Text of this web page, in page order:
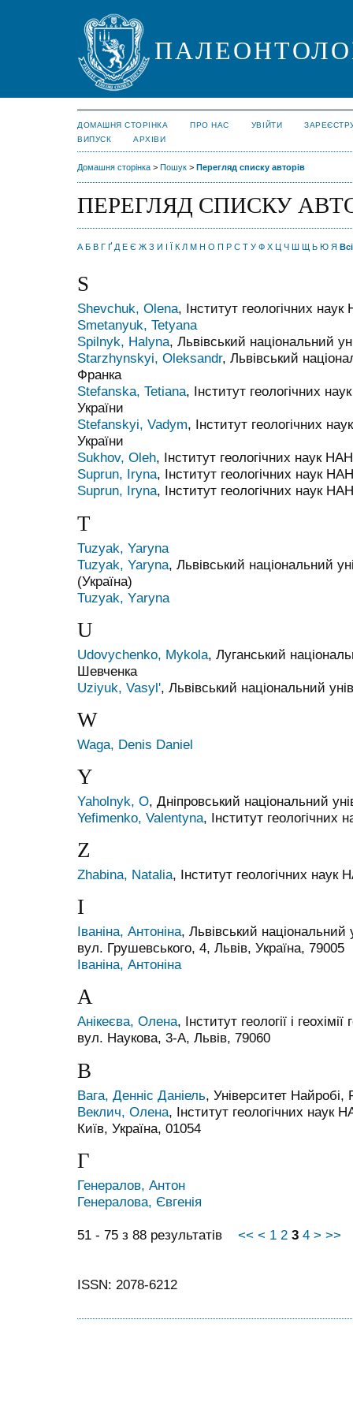
ДОМАШНЯ СТОРІНКА ПРО НАС УВІЙТИ
ВИПУСК
АРХІВИ
Домашня сторінка > Пошук > Перегляд списку авторів
ПЕРЕГЛЯД СПИСКУ
А Б В Г Ґ Д Е Є Ж З И І Ї К Л М Н О П Р С Т У Ф Х Ц Ч Ш Щ Ь Ю Я Всі
S
Shevchuk, Olena, Інститут геологічних
Smetanyuk, Tetyana
Spilnyk, Halyna, Львівський національний
Starzhynskyi, Oleksandr, Львівський
Франка
Stefanska, Tetiana, Інститут геологічних
України
Stefanskyi, Vadym, Інститут геологічних
України
Sukhov, Oleh, Інститут геологічних наук
Suprun, Iryna, Інститут геологічних наук
Suprun, Iryna, Інститут геологічних наук
T
Tuzyak, Yaryna
Tuzyak, Yaryna, Львівський національний
(Україна)
Tuzyak, Yаryna
U
Udovychenko, Mykola, Луганський
Шевченка
Uziyuk, Vasyl', Львівський національний
W
Waga, Denis Daniel
Y
Yaholnyk, О, Дніпровський національний
Yefimenko, Valentyna, Інститут геологічних
Z
Zhabina, Natalia, Інститут геологічних наук
І
Іваніна, Антоніна, Львівський національний
вул. Грушевського, 4, Львів, Україна, 79005
Іваніна, Антоніна
А
Анікеєва, Олена, Інститут геології і
вул. Наукова, 3-А, Львів, 79060
В
Вага, Денніс Даніель, Університет Найробі,
Веклич, Олена, Інститут геологічних
Київ, Україна, 01054
Г
Генералов, Антон
Генералова, Євгенія
51 - 75 з 88 результатів << < 1 2 3 4 > >>
ISSN: 2078-6212